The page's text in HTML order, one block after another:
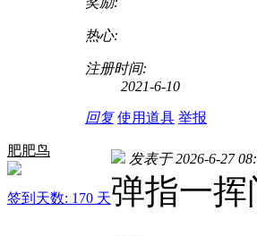
热心:
注册时间:
2021-6-10
回复 使用道具 举报
肥肥鸟
签到天数: 170 天
发表于 2026-6-27
弹指一挥